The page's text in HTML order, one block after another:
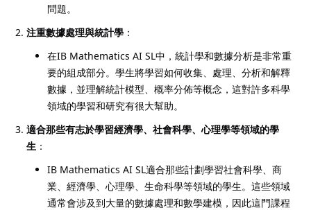
問題。
注重數據處理與統計學 ：
在IB Mathematics AI SL中，統計學和數據分析是非常重
要的組成部分。學生將學習如何收集、處理、分析和解釋
數據，並理解統計模型、概率分佈等概念，這對許多科學
領域的學習和研究有很大幫助。
適合那些有志於學習經濟學、社會科學、心理學等領域的學
生 ：
IB Mathematics AI SL適合那些計劃學習社會科學、商
業、經濟學、心理學、生命科學等領域的學生。這些領域
通常會涉及到大量的數據處理和數學建模，因此這門課程